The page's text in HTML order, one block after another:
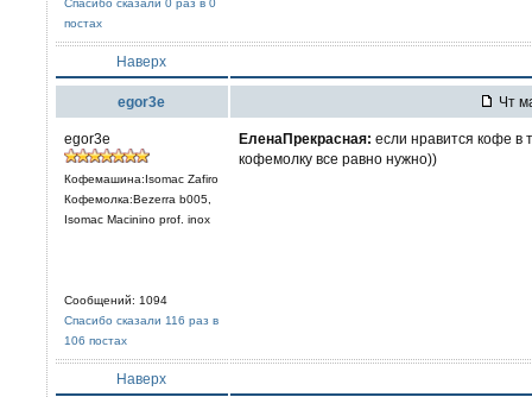
Спасибо сказали 0 раз в 0
постах
Наверх
egor3e Чт
egor3e
Кофемашина:Isomac Zafiro
Кофемолка:Bezerra b005,
Isomac Macinino prof. inox
Сообщений: 1094
Спасибо сказали 116 раз в
106 постах
ЕленаПрекрасная: если нравится кофе в
кофемолку все равно нужно))
Наверх